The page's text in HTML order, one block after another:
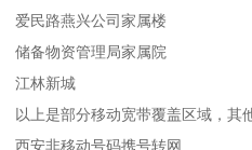
爱民路燕兴公司家属楼
储备物资管理局家属院
江林新城
以上是部分移动宽带覆盖区域，其
西安非移动号码携号转网